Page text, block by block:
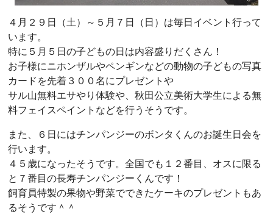
４月２９日（土）～５月７日（日）は毎日イベント行って
います。
特に５月５日の子どもの日は内容盛りだくさん！
お子様にニホンザルやペンギンなどの動物の子どもの写真
カードを先着３００名にプレゼントや
サル山無料エサやり体験や、秋田公立美術大学生による無
料フェイスペイントなどを行うそうです。
また、６日にはチンパンジーのボンタくんのお誕生日会を
行います。
４５歳になったそうです。全国でも１２番目、オスに限る
と７番目の長寿チンパンジーくんです！
飼育員特製の果物や野菜でできたケーキのプレゼントもあ
るそうです＾＾